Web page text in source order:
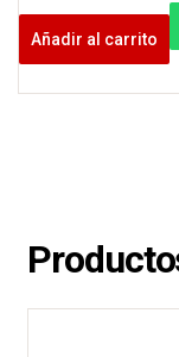
Añadir al carrito